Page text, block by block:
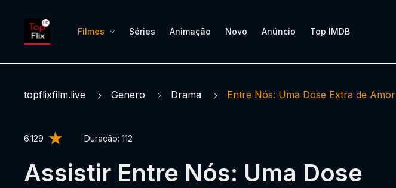
Filmes Séries Animação Novo Anúncio Top IMDB
topflixfilm.live Genero Drama Entre Nós: Uma Dose Extra de Amor
6.129 Duração: 112
Assistir Entre Nós: Uma Dose